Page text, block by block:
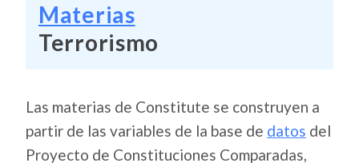
Materias
Terrorismo
Las materias de Constitute se construyen a
partir de las variables de la base de datos del
Proyecto de Constituciones Comparadas,